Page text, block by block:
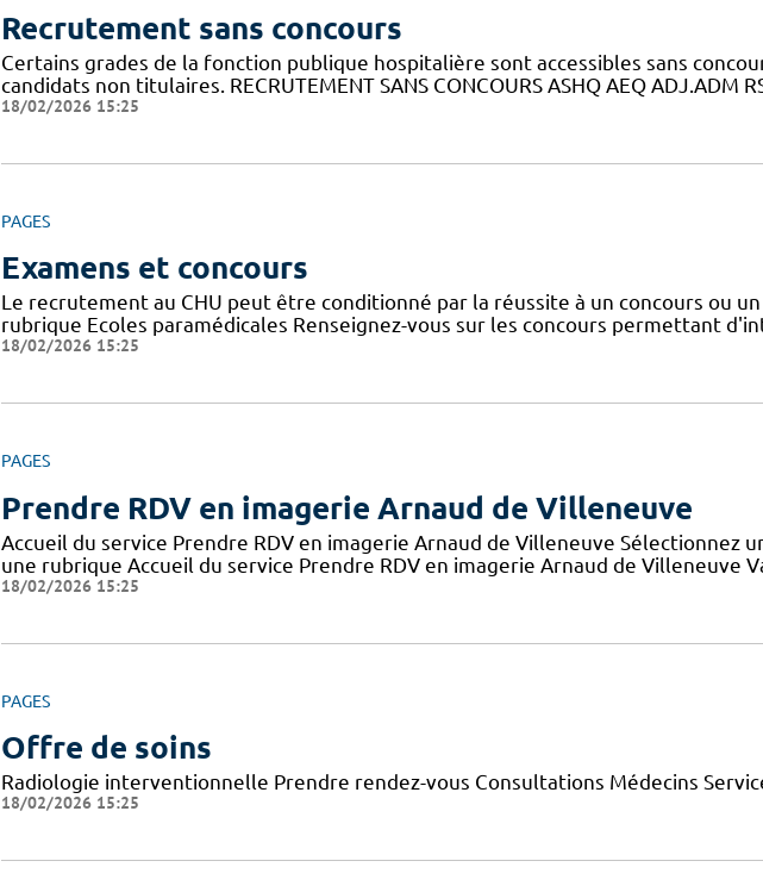
Recrutement sans concours
Certains grades de la fonction publique hospitalière sont accessibles sans
candidats non titulaires. RECRUTEMENT SANS CONCOURS ASHQ AEQ ADJ.ADM
18/02/2026 15:25
PAGES
Examens et concours
Le recrutement au CHU peut être conditionné par la réussite à un concours ou
rubrique Ecoles paramédicales Renseignez-vous sur les concours permettant
18/02/2026 15:25
PAGES
Prendre RDV en imagerie Arnaud de Villeneuve
Accueil du service Prendre RDV en imagerie Arnaud de Villeneuve Sélectionnez
une rubrique Accueil du service Prendre RDV en imagerie Arnaud de Villeneuve
18/02/2026 15:25
PAGES
Offre de soins
Radiologie interventionnelle Prendre rendez-vous Consultations Médecins
18/02/2026 15:25